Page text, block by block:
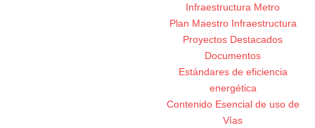
Infraestructura Metro
Plan Maestro Infraestructura
Proyectos Destacados
Documentos
Estándares de eficiencia
energética
Contenido Esencial de uso de
Vías